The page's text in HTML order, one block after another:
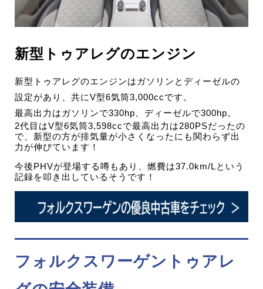
新型トゥアレグのエンジン
新型トゥアレグのエンジンはガソリンとディーゼルの
設定があり、共にV型6気筒3,000ccです。
最高出力はガソリンで330hp、ディーゼルで300hp。
2代目はV型6気筒3,598ccで最高出力は280PSだったの
で、新型の方が排気量が小さくなったにも関わらず出
力が伸びています！
今後PHVが登場する噂もあり、燃費は37.0km/Lという
記録を叩き出しているそうです！
フォルクスワーゲントゥアレ